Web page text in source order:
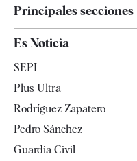
Principales secciones
Televisión
Es Noticia
SEPI
Plus Ultra
Rodríguez Zapatero
Pedro Sánchez
Guardia Civil